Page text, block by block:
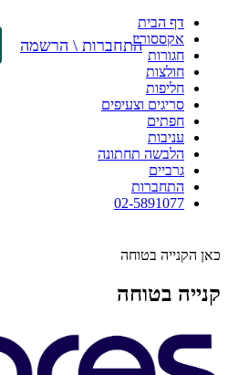
דף הבית
אקססוריז
חגורות
חולצות
חליפות
סריגים וצעיפים
חפתים
עניבות
הלבשה תחתונה
גרביים
התחברות
02-5891077
כאן הקנייה בטוחה
קנייה בטוחה
התחברות \ הרשמה